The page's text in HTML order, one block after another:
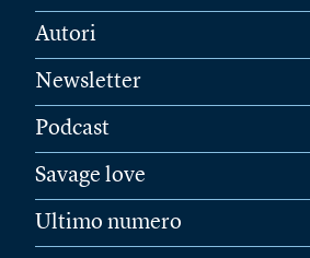
Autori
Newsletter
Podcast
Savage love
Ultimo numero